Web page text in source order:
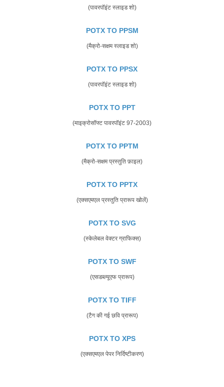
(पावरपॉइंट स्लाइड शो)
POTX TO PPSM
(मैक्रो-सक्षम स्लाइड शो)
POTX TO PPSX
(पावरपॉइंट स्लाइड शो)
POTX TO PPT
(माइक्रोसॉफ्ट पावरपॉइंट 97-2003)
POTX TO PPTM
(मैक्रो-सक्षम प्रस्तुति फ़ाइल)
POTX TO PPTX
(एक्सएमएल प्रस्तुति प्रारूप खोलें)
POTX TO SVG
(स्केलेबल वेक्टर ग्राफिक्स)
POTX TO SWF
(एसडब्ल्यूएफ प्रारूप)
POTX TO TIFF
(टैग की गई छवि प्रारूप)
POTX TO XPS
(एक्सएमएल पेपर निर्दिष्टीकरण)